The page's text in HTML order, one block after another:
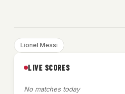
Lionel Messi
LIVE SCORES
No matches today